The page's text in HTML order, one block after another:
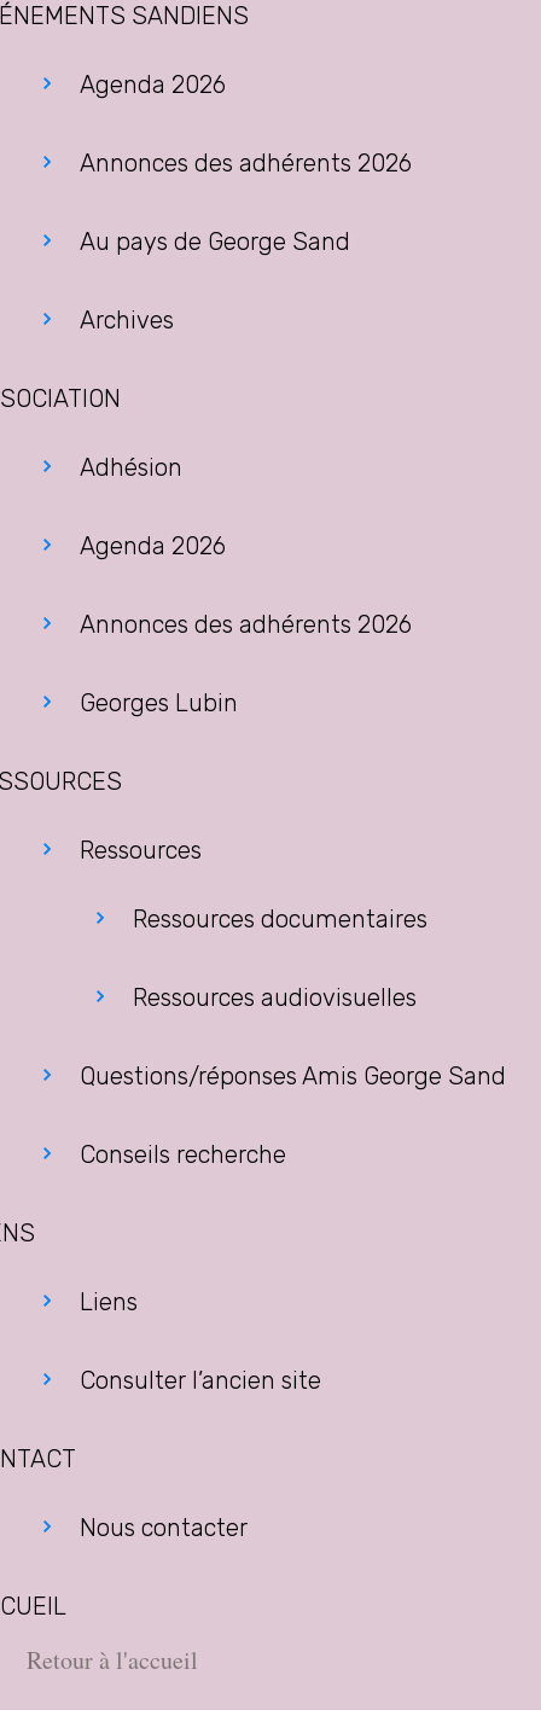
SANDIENS
Agenda 2026
Annonces des adhérents 2026
Au pays de George Sand
Archives
Adhésion
Agenda 2026
Annonces des adhérents 2026
Georges Lubin
Ressources
Ressources documentaires
Ressources audiovisuelles
Questions/réponses Amis George Sand
Conseils recherche
Liens
Consulter l’ancien site
Nous contacter
Retour à l'accueil